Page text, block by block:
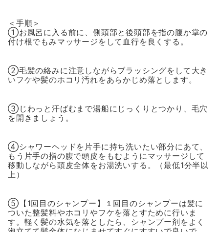
＜手順＞
①お風呂に入る前に、側頭部と後頭部を指の腹か掌の
付け根でもみマッサージをして血行を良くする。
②毛髪の絡みに注意しながらブラッシングをして大き
いフケや髪のホコリ汚れをあらかじめ落とします。
③じわっと汗ばむまで湯船にじっくりとつかり、毛穴
を開きましょう。
④シャワーヘッドを片手に持ち洗いたい部分にあて、
もう片手の指の腹で頭皮をもむようにマッサージして
移動しながら頭皮全体をお湯洗いする。（最低1分半以
上）
⑤【1回目のシャンプー】１回目のシャンプーは髪に
ついた整髪料やホコリやフケを落とすために行いま
す。軽く髪の水気を落としたら、シャンプー剤をよく